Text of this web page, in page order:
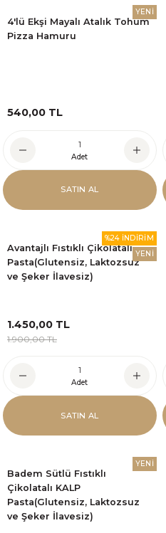
YENİ
4'lü Ekşi Mayalı Atalık Tohum
Pizza Hamuru
540,00 TL
Adet
SATIN AL
%24 İNDİRİM
YENİ
Avantajlı Fıstıklı Çikolatalı
Pasta(Glutensiz, Laktozsuz
ve Şeker İlavesiz)
1.450,00 TL
1.900,00 TL
Adet
SATIN AL
YENİ
Badem Sütlü Fıstıklı
Çikolatalı KALP
Pasta(Glutensiz, Laktozsuz
ve Şeker İlavesiz)